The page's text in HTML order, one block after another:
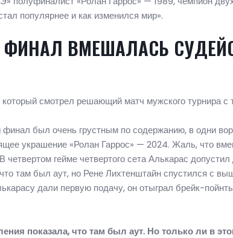
популярнее и как изменился мир».
ВМЕШАЛАСЬ
смотрел решающий матч мужского турнира с
был очень грустным по содержанию, в одни
украшение «Ролан Гаррос» — 2024. Жаль, что
гейме четвертого сета Алькарас
там был аут, но Рене Лихтенштайн спустился с
дали первую подачу, он отыграл брейк-
показала, что там был аут. Но только ли в